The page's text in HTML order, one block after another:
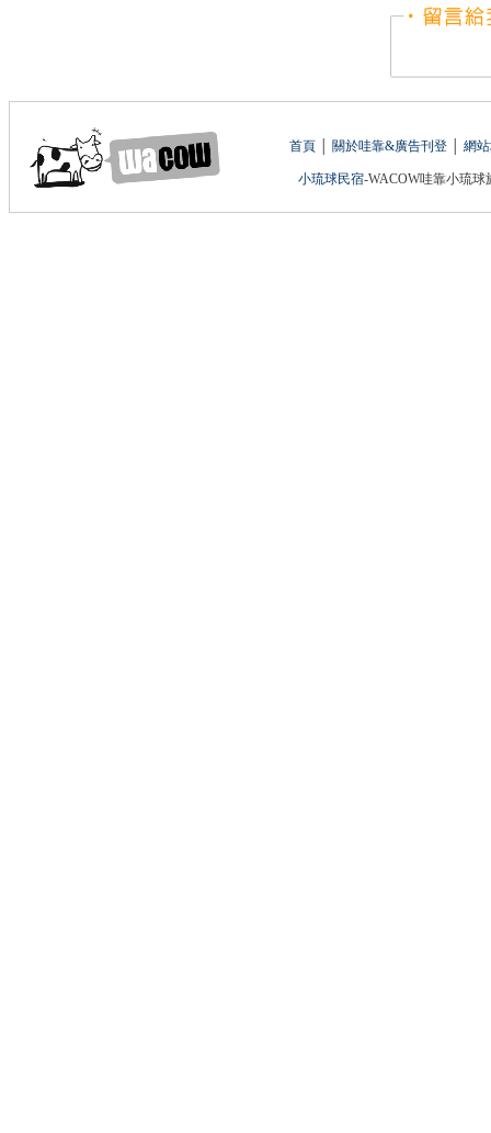
首頁 關於哇靠&廣告刊登 網
小琉球民宿-WACOW哇靠小琉球